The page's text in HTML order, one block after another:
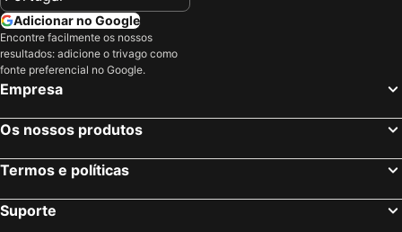
Adicionar no Google
Encontre facilmente os nossos
resultados: adicione o trivago como
fonte preferencial no Google.
Empresa
Os nossos produtos
Termos e políticas
Suporte